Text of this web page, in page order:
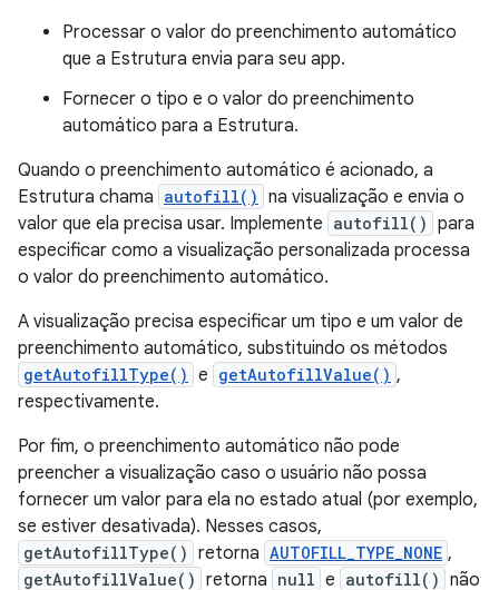
Processar o valor do preenchimento automático
que a Estrutura envia para seu app.
Fornecer o tipo e o valor do preenchimento
automático para a Estrutura.
Quando o preenchimento automático é acionado, a
Estrutura chama autofill() na visualização e envia o
valor que ela precisa usar. Implemente autofill() para
especificar como a visualização personalizada processa
o valor do preenchimento automático.
A visualização precisa especificar um tipo e um valor de
preenchimento automático, substituindo os métodos
getAutofillType() e getAutofillValue() ,
respectivamente.
Por fim, o preenchimento automático não pode
preencher a visualização caso o usuário não possa
fornecer um valor para ela no estado atual (por exemplo,
se estiver desativada). Nesses casos,
getAutofillType() retorna AUTOFILL_TYPE_NONE ,
getAutofillValue() retorna null e autofill() não